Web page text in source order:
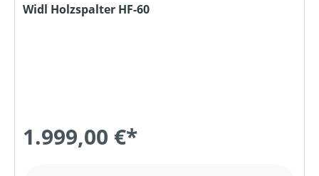
Widl Holzspalter HF-60
1.999,00 €*